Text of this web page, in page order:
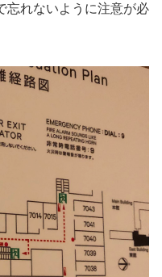
忘れないように注意が必